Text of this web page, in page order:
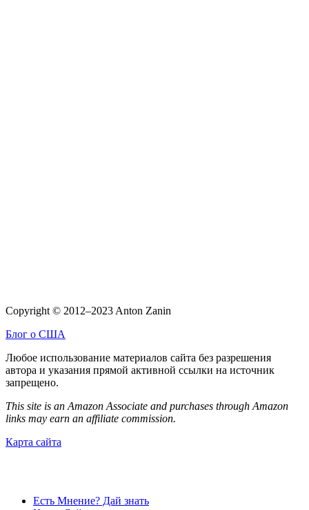
Copyright © 2012–2023 Anton Zanin
Блог о США
Любое использование материалов сайта без разрешения
автора и указания прямой активной ссылки на источник
запрещено.
This site is an Amazon Associate and purchases through Amazon
links may earn an affiliate commission.
Карта сайта
Есть Мнение? Дай знать